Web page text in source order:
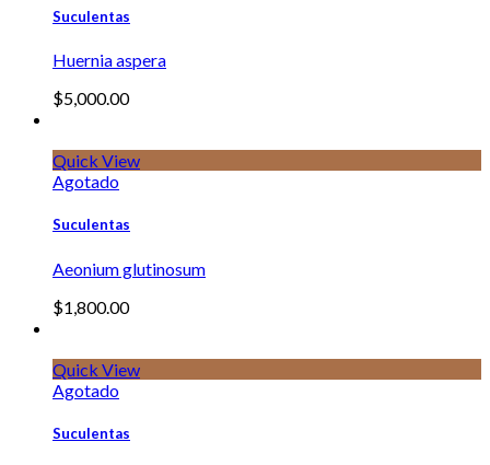
Suculentas
Huernia aspera
$5,000.00
Quick View
Agotado
Suculentas
Aeonium glutinosum
$1,800.00
Quick View
Agotado
Suculentas